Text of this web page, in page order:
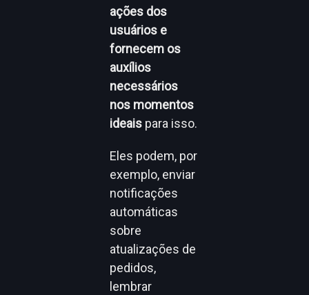
ações dos
usuários e
fornecem os
auxílios
necessários
nos momentos
ideais para isso.
Eles podem, por
exemplo, enviar
notificações
automáticas
sobre
atualizações de
pedidos,
lembrar